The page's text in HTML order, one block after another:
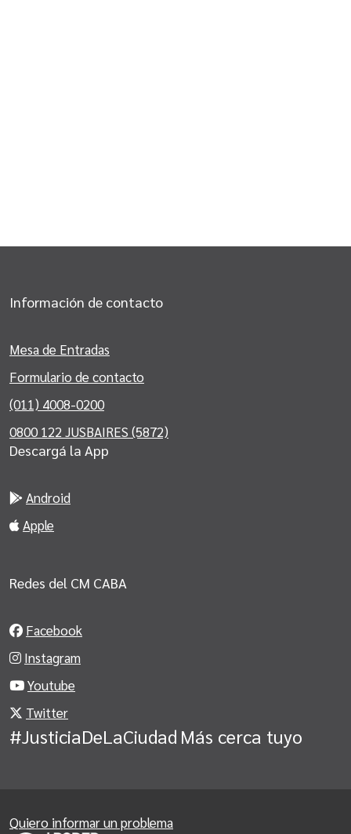
Información de contacto
Mesa de Entradas
Formulario de contacto
(011) 4008-0200
0800 122 JUSBAIRES (5872)
Descargá la App
Android
Apple
Redes del CM CABA
Facebook
Instagram
Youtube
Twitter
#JusticiaDeLaCiudad Más cerca tuyo
Quiero informar un problema